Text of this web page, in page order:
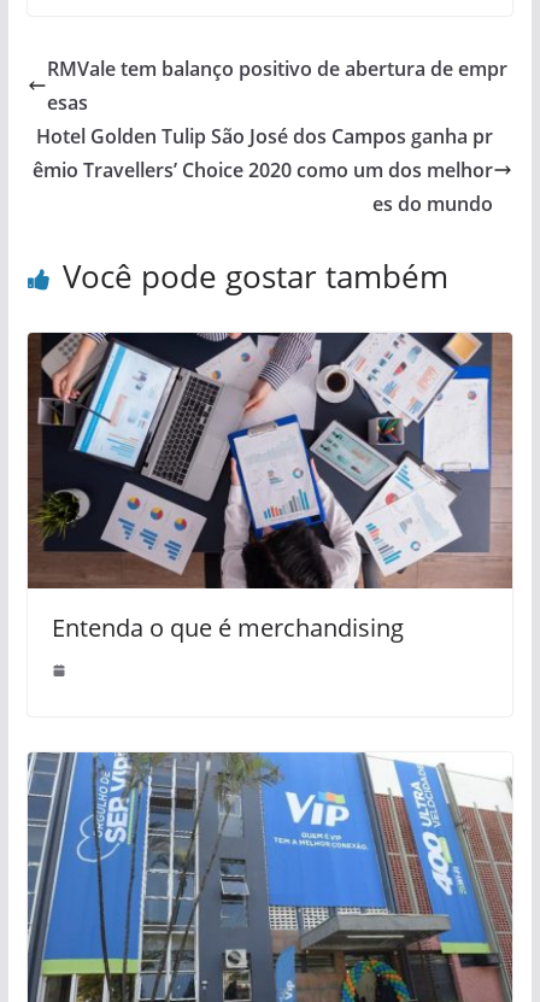
RMVale tem balanço positivo de abertura de empr
esas
Hotel Golden Tulip São José dos Campos ganha pr
êmio Travellers’ Choice 2020 como um dos melhor
es do mundo
Você pode gostar também
Entenda o que é merchandising